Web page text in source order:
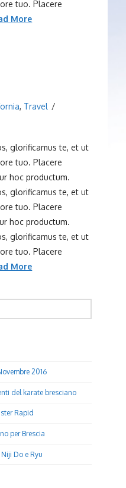
tuo. Placere
More
, Travel
glorificamus te, et ut
tuo. Placere
hoc productum.
glorificamus te, et ut
tuo. Placere
hoc productum.
glorificamus te, et ut
tuo. Placere
More
2016
del karate bresciano
Rapid
per Brescia
Do e Ryu